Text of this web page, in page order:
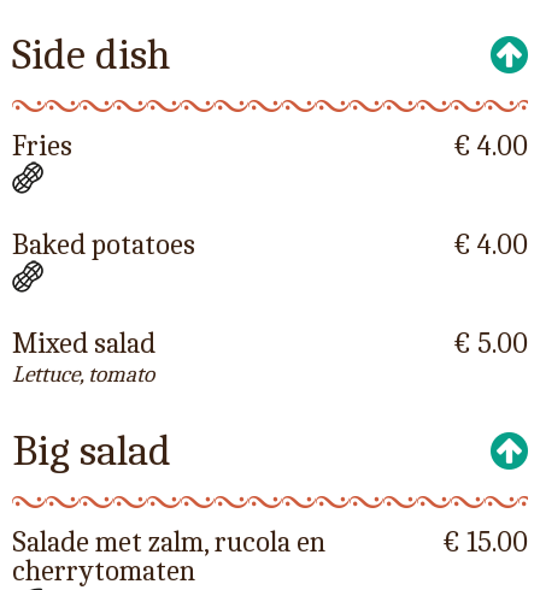
Side dish
Fries € 4.00
Baked potatoes € 4.00
Mixed salad
Lettuce, tomato
€ 5.00
Big salad
Salade met zalm, rucola en
cherrytomaten
€ 15.00